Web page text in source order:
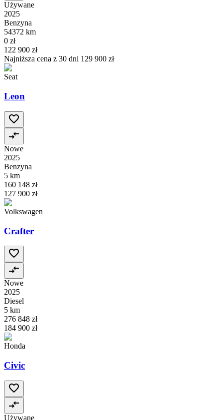
Używane
2025
Benzyna
54372 km
0 zł
122 900 zł
Najniższa cena z 30 dni 129 900 zł
Seat
Leon
Nowe
2025
Benzyna
5 km
160 148 zł
127 900 zł
Volkswagen
Crafter
Nowe
2025
Diesel
5 km
276 848 zł
184 900 zł
Honda
Civic
Używane